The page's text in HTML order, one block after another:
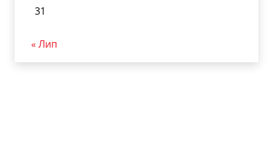
31
« Лип